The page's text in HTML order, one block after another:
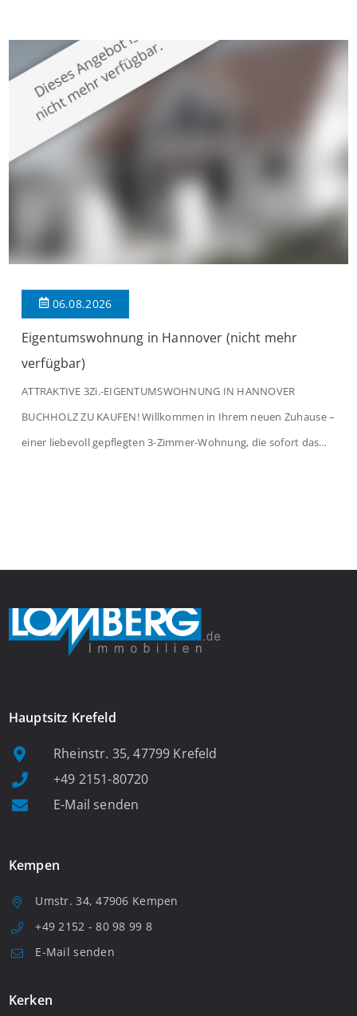
großzügige Räume und eine hochwertige Ausstattung, die
modernen Wohnkomfort mit einem stilvollen Ambiente
verbindet. Der […]
06.08.2026
Eigentumswohnung in Hannover (nicht mehr
verfügbar)
ATTRAKTIVE 3Zi.-EIGENTUMSWOHNUNG IN HANNOVER
BUCHHOLZ ZU KAUFEN! Willkommen in Ihrem neuen Zuhause –
einer liebevoll gepflegten 3-Zimmer-Wohnung, die sofort das
Hauptsitz Krefeld
Rheinstr. 35, 47799 Krefeld
+49 2151-80720
E-Mail senden
Kempen
Umstr. 34, 47906 Kempen
+49 2152 - 80 98 99 8
E-Mail senden
Kerken